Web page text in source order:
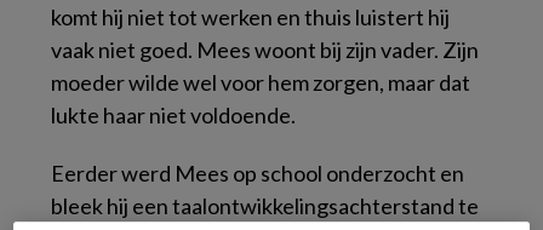
komt hij niet tot werken en thuis luistert hij
vaak niet goed. Mees woont bij zijn vader. Zijn
moeder wilde wel voor hem zorgen, maar dat
lukte haar niet voldoende.
Eerder werd Mees op school onderzocht en
bleek hij een taalontwikkelingsachterstand te